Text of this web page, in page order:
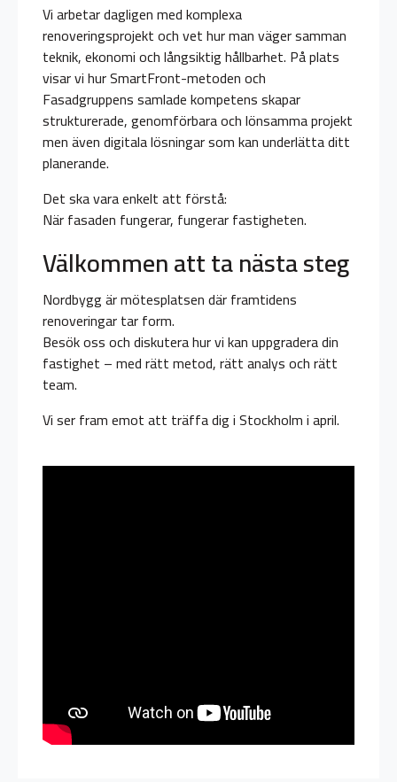
Vi arbetar dagligen med komplexa
renoveringsprojekt och vet hur man väger samman
teknik, ekonomi och långsiktig hållbarhet. På plats
visar vi hur SmartFront-metoden och
Fasadgruppens samlade kompetens skapar
strukturerade, genomförbara och lönsamma projekt
men även digitala lösningar som kan underlätta ditt
planerande.
Det ska vara enkelt att förstå:
När fasaden fungerar, fungerar fastigheten.
Välkommen att ta nästa steg
Nordbygg är mötesplatsen där framtidens
renoveringar tar form.
Besök oss och diskutera hur vi kan uppgradera din
fastighet – med rätt metod, rätt analys och rätt
team.
Vi ser fram emot att träffa dig i Stockholm i april.